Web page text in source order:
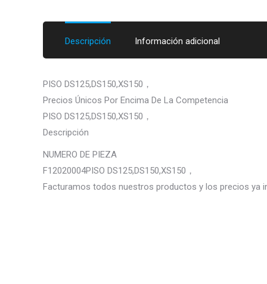
Descripción Información adicional
PISO DS125,DS150,XS150，
Precios Únicos Por Encima De La Competencia
PISO DS125,DS150,XS150，
Descripción
NUMERO DE PIEZA
F12020004PISO DS125,DS150,XS150，
Facturamos todos nuestros productos y los precios ya